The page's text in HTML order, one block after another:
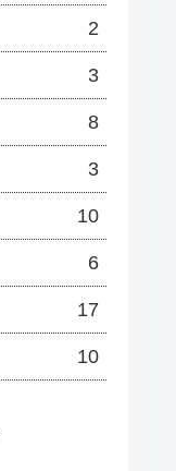
2
3
8
3
10
6
17
10